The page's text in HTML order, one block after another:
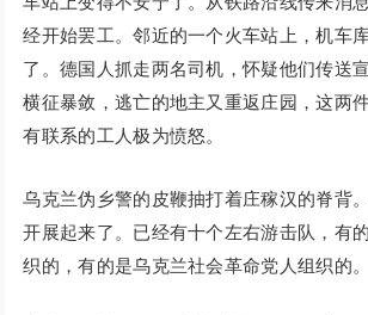
经开始罢工。邻近的一个火车站上，机车
了。德国人抓走两名司机，怀疑他们传送
横征暴敛，逃亡的地主又重返庄园，这两
有联系的工人极为愤怒。
乌克兰伪乡警的皮鞭抽打着庄稼汉的脊背
开展起来了。已经有十个左右游击队，有
织的，有的是乌克兰社会革命党人组织的。